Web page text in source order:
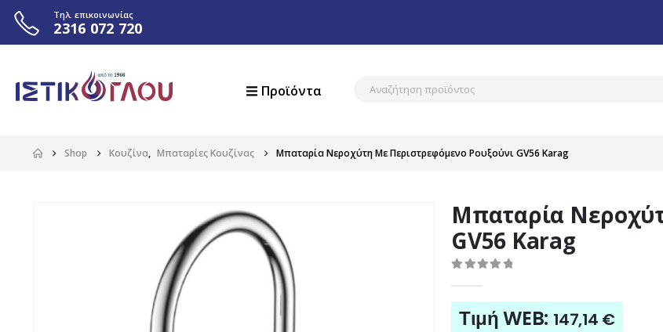
Τηλ. επικοινωνίας
2316 072 720
Προϊόντα
Shop Κουζίνα, Μπαταρίες Κουζίνας Μπαταρία Νεροχύτη Με Περιστρεφόμενο Ρουξούνι GV56 Karag
Μπαταρία
GV56 Karag
Τιμή WEB: 147,14 €